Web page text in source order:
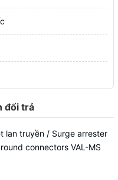
đổi trả
lan truyền / Surge arrester
connectors VAL-MS